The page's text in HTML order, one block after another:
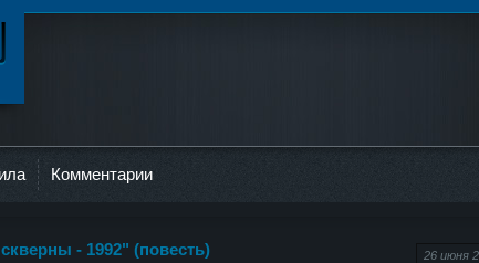
Комментарии
26 июня
- 1992" (повесть)